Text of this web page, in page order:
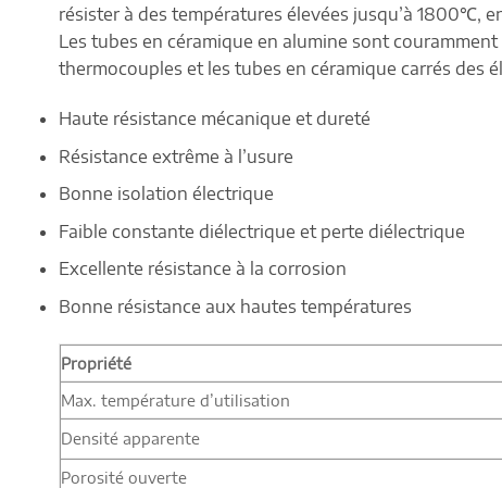
résister à des températures élevées jusqu’à 1800℃,
Les tubes en céramique en alumine sont
thermocouples et les tubes en céramique carrés des
Haute résistance mécanique et dureté
Résistance extrême à l’usure
Bonne isolation électrique
Faible constante diélectrique et perte diélectrique
Excellente résistance à la corrosion
Bonne résistance aux hautes températures
Propriété
Max. température d’utilisation
Densité apparente
Porosité ouverte